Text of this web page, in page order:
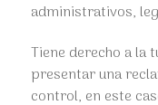
administrativos,
Tiene derecho a la
presentar una
control, en este